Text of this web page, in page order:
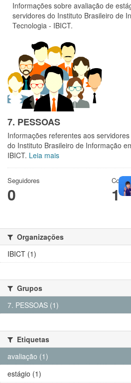
Informações sobre avaliação de
servidores do Instituto Brasileiro de
Tecnologia - IBICT.
7. PESSOAS
Informações referentes aos
do Instituto Brasileiro de Informação
IBICT. Leia mais
Seguidores
0 1
Organizações
IBICT (1)
Grupos
7. PESSOAS (1)
Etiquetas
avaliação (1)
estágio (1)